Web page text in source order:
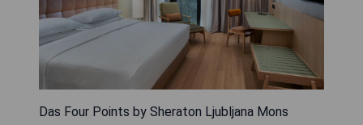
Das Four Points by Sheraton Ljubljana Mons